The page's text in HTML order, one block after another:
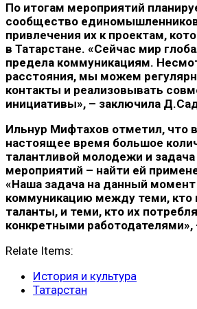
По итогам мероприятий
сообщество
привлечения их к проектам,
в Татарстане. «Сейчас мир
предела коммуникациям.
расстояния, мы можем
контакты и реализовывать
инициативы», – заключила
Ильнур Мифтахов отметил, что
настоящее время большое
талантливой молодежи и
мероприятий – найти ей
«Наша задача на данный
коммуникацию между теми, кто
таланты, и теми, кто их
конкретными работодателями»,
Relate Items:
История и культура
Татарстан